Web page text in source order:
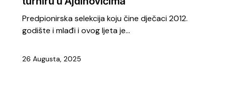
Predpionirska selekcija koju čine dječaci 2012.
godište i mlađi i ovog ljeta je…
26 Augusta, 2025